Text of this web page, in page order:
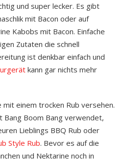
und super lecker. Es gibt
mit Bacon oder auf
Kabobs mit Bacon. Einfache
Zutaten die schnell
ist denkbar einfach und
kann gar nichts mehr
einem trocken Rub versehen.
Bang Boom Bang verwendet,
Lieblings BBQ Rub oder
Style Rub. Bevor es auf die
und Nektarine noch in